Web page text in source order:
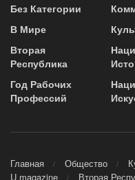
Без Категории
В Мире
Вторая
Республика
Год Рабочих
Профессий
Главная Общество
U magazine
Вторая